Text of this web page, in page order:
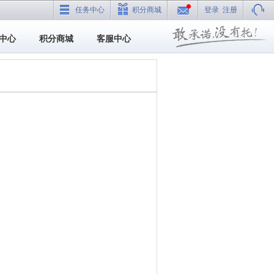
任务中心 积分商城 登录 注册
心 积分商城 客服中心